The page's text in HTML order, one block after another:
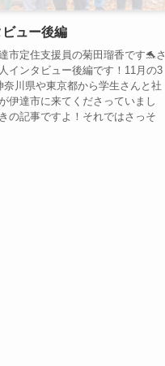
ュー後編
市定住支援員の菊田瑠香です🐬さ
インタビュー後編です！11月の3
奈川県や東京都から学生さんと社
伊達市に来てくださっていまし
の記事ですよ！それではさっそ